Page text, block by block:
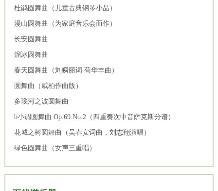
杜鹃圆舞曲（儿童古典钢琴小品）
漫山圆舞曲（为家庭音乐会而作）
长安圆舞曲
溜冰圆舞曲
春天圆舞曲（刘瞬丽词 苟华丰曲）
圆舞曲（威柏作曲版）
多瑙河之波圆舞曲
b小调圆舞曲 Op.69 No.2（四重奏次中音萨克斯分谱）
花城之树圆舞曲（吴春安词曲，刘志翔演唱）
绿色圆舞曲（女声三重唱）